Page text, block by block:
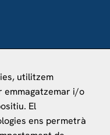
UE y Cooperación
utilitzem
emmagatzemar i/o
El
ens permetrà